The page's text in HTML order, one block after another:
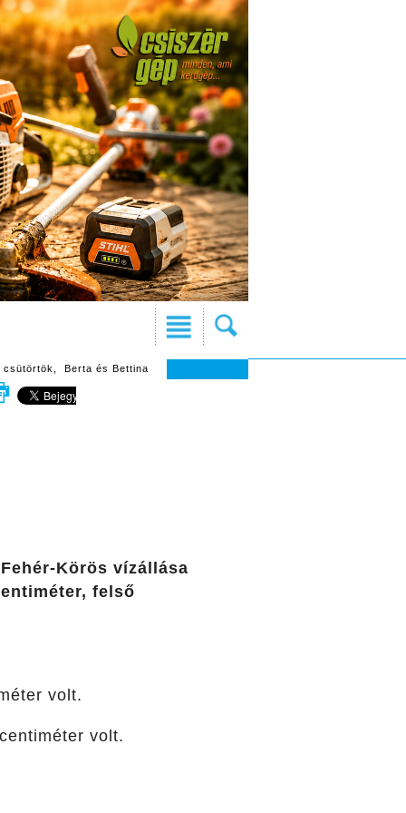
csütörtök, Berta és Bettina
Körös vízállása
felső
volt.
volt.